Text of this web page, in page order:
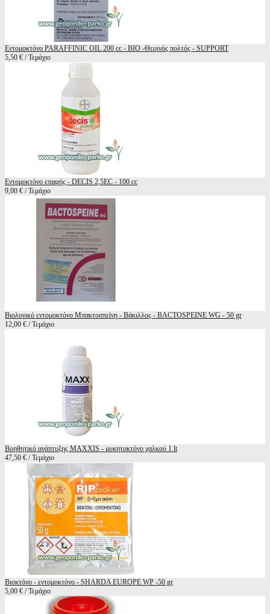
Εντομοκτόνο PARAFFINIC OIL 200 cc - BIO -Θερινός πολτός - SUPPORT
5,50 € / Τεμάχιο
Εντομοκτόνο επαφής - DECIS 2,5EC - 100 cc
9,00 € / Τεμάχιο
Βιολογικό εντομοκτόνο Μπακτοσπεϊνη - Βάκιλλος - BACTOSPEINE WG - 50 gr
12,00 € / Τεμάχιο
Βοηθητικό ανάπτυξης MAXXIS - μυκητοκτόνο χαλκού 1 lt
47,50 € / Τεμάχιο
Βιοκτόνο - εντομοκτόνο - SHARDA EUROPE WP -50 gr
5,00 € / Τεμάχιο